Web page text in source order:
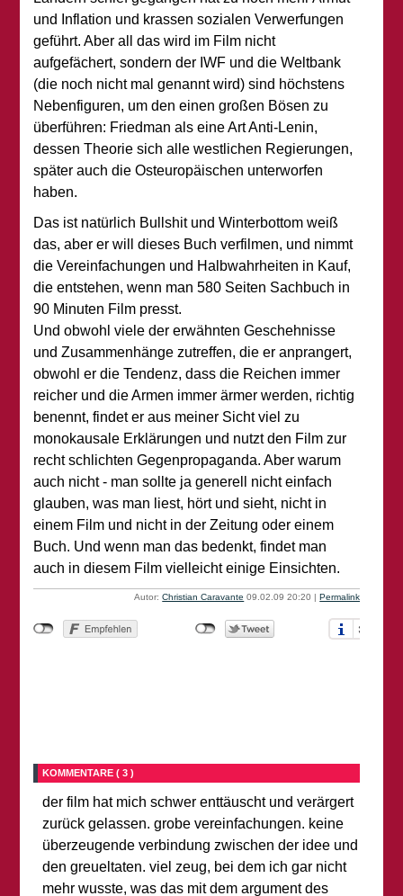
und Inflation und krassen sozialen Verwerfungen
geführt. Aber all das wird im Film nicht
aufgefächert, sondern der IWF und die Weltbank
(die noch nicht mal genannt wird) sind höchstens
Nebenfiguren, um den einen großen Bösen zu
überführen: Friedman als eine Art Anti-Lenin,
dessen Theorie sich alle westlichen Regierungen,
später auch die Osteuropäischen unterworfen
haben.
Das ist natürlich Bullshit und Winterbottom weiß
das, aber er will dieses Buch verfilmen, und nimmt
die Vereinfachungen und Halbwahrheiten in Kauf,
die entstehen, wenn man 580 Seiten Sachbuch in
90 Minuten Film presst.
Und obwohl viele der erwähnten Geschehnisse
und Zusammenhänge zutreffen, die er anprangert,
obwohl er die Tendenz, dass die Reichen immer
reicher und die Armen immer ärmer werden, richtig
benennt, findet er aus meiner Sicht viel zu
monokausale Erklärungen und nutzt den Film zur
recht schlichten Gegenpropaganda. Aber warum
auch nicht - man sollte ja generell nicht einfach
glauben, was man liest, hört und sieht, nicht in
einem Film und nicht in der Zeitung oder einem
Buch. Und wenn man das bedenkt, findet man
auch in diesem Film vielleicht einige Einsichten.
Autor:Christian Caravante 09.02.09 20:20 |Permalink
KOMMENTARE ( 3 )
der film hat mich schwer enttäuscht und verärgert
zurück gelassen. grobe vereinfachungen. keine
überzeugende verbindung zwischen der idee und
den greueltaten. viel zeug, bei dem ich gar nicht
mehr wusste, was das mit dem argument des